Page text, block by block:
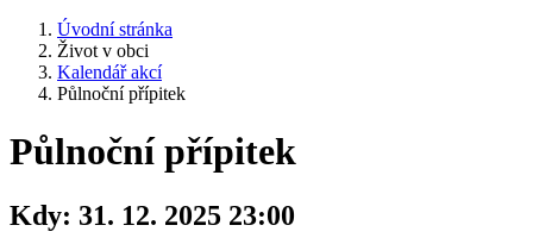
Úvodní stránka
Život v obci
Kalendář akcí
Půlnoční přípitek
Půlnoční přípitek
Kdy: 31. 12. 2025 23:00